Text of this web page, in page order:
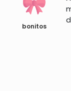
bonitos